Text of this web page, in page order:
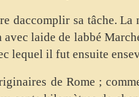
daccomplir sa tâche.
laide de labbé
lequel il fut ensuite
de Rome ;